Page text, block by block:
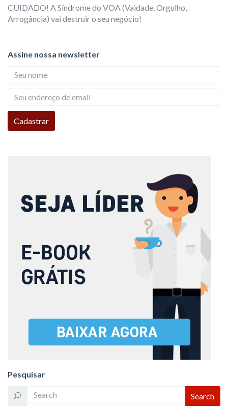
CUIDADO! A Síndrome do VOA (Vaidade, Orgulho,
Arrogância) vai destruir o seu negócio!
Assine nossa newsletter
Pesquisar